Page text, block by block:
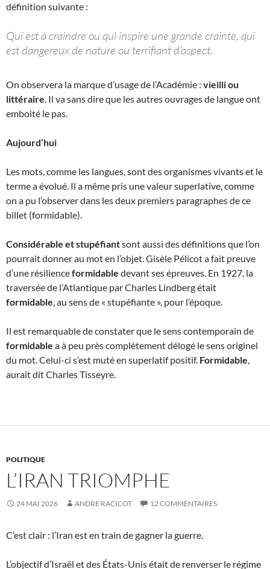
définition suivante :
Qui est à craindre ou qui inspire une grande crainte, qui
est dangereux de nature ou terrifiant d’aspect.
On observera la marque d’usage de l’Académie : vieilli ou
littéraire. Il va sans dire que les autres ouvrages de langue ont
emboité le pas.
Aujourd’hui
Les mots, comme les langues, sont des organismes vivants et le
terme a évolué. Il a même pris une valeur superlative, comme
on a pu l’observer dans les deux premiers paragraphes de ce
billet (formidable).
Considérable et stupéfiantsont aussi des définitions que l’on
pourrait donner au mot en l’objet. Gisèle Pélicot a fait preuve
d’une résilienceformidable devant ses épreuves. En 1927, la
traversée de l’Atlantique par Charles Lindberg était
formidable, au sens de « stupéfiante », pour l’époque.
Il est remarquable de constater que le sens contemporain de
formidable a à peu près complètement délogé le sens originel
du mot. Celui-ci s’est muté en superlatif positif. Formidable,
aurait dit Charles Tisseyre.
POLITIQUE
L’IRAN TRIOMPHE
24 MAI 2026 ANDRE RACICOT 12 COMMENTAIRES
C’est clair : l’Iran est en train de gagner la guerre.
L’objectif d’Israël et des États-Unis était de renverser le régime